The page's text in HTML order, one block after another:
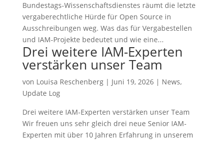
Bundestags-Wissenschaftsdienstes räumt die letzte
vergaberechtliche Hürde für Open Source in
Ausschreibungen weg. Was das für Vergabestellen
und IAM-Projekte bedeutet und wie eine...
Drei weitere IAM-Experten
verstärken unser Team
von Louisa Reschenberg| Juni 19, 2026| News,
Update Log
Drei weitere IAM-Experten verstärken unser Team
Wir freuen uns sehr gleich drei neue Senior IAM-
Experten mit über 10 Jahren Erfahrung in unserem